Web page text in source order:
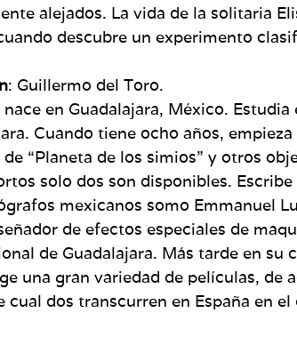
alejados. La vida de la solitaria
descubre un experimento
: Guillermo del Toro.
nace en Guadalajara, México.
Cuando tiene ocho años,
“Planeta de los simios” y otros
solo dos son disponibles.
mexicanos somo Emmanuel
de efectos especiales de
de Guadalajara. Más tarde en
una gran variedad de películas, de
cual dos transcurren en España en